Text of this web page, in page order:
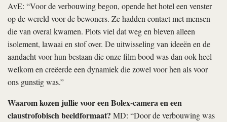
AvE: “Voor de verbouwing begon, opende het hotel een venster
op de wereld voor de bewoners. Ze hadden contact met mensen
die van overal kwamen. Plots viel dat weg en bleven alleen
isolement, lawaai en stof over. De uitwisseling van ideeën en de
aandacht voor hun bestaan die onze film bood was dan ook heel
welkom en creëerde een dynamiek die zowel voor hen als voor
ons gunstig was.”
Waarom kozen jullie voor een Bolex-camera en een
claustrofobisch beeldformaat? MD: “Door de verbouwing was